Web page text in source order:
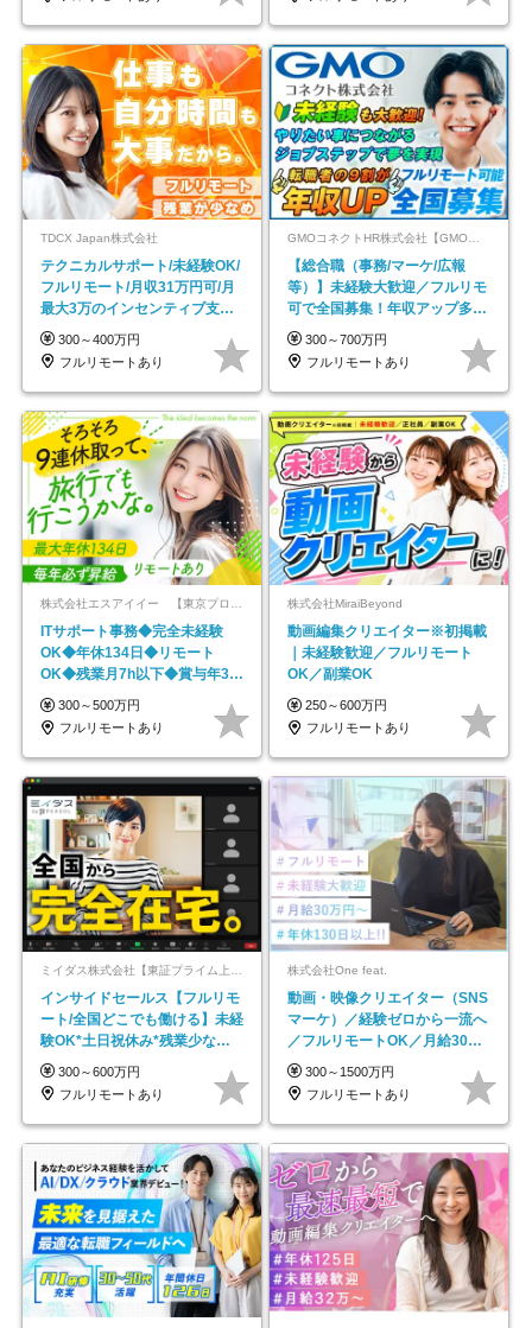
TDCX Japan株式会社
テクニカルサポート/未経験OK/
フルリモート/月収31万円可/月
最大3万のインセンティブ支給/
平均年齢33歳
300～400万円
フルリモートあり
GMOコネクトHR株式会社【GMOインターネットグループ】
【総合職（事務/マーケ/広報
等）】未経験大歓迎／フルリモ
可で全国募集！年収アップ多数
★年休最大130日★
300～700万円
フルリモートあり
株式会社エスアイイー 【東京プロマーケット上場】
ITサポート事務◆完全未経験
OK◆年休134日◆リモート
OK◆残業月7h以下◆賞与年3回
◆5年目まで必ず昇給
300～500万円
フルリモートあり
株式会社MiraiBeyond
動画編集クリエイター※初掲載
｜未経験歓迎／フルリモート
OK／副業OK
250～600万円
フルリモートあり
インサイドセールス【フルリモ
ート/全国どこでも働ける】未経
験OK*土日祝休み*残業少なめ*
在宅勤務手当あり
300～600万円
フルリモートあり
株式会社One feat.
動画・映像クリエイター（SNS
マーケ）／経験ゼロから一流へ
／フルリモートOK／月給30万
円～／年休130日以上
300～1500万円
フルリモートあり